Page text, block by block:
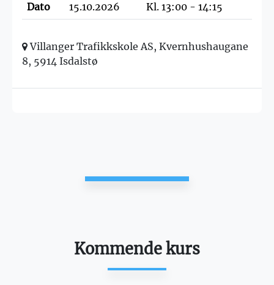
Dato
15.10.2026 Kl. 13:00 - 14:15
Villanger Trafikkskole AS, Kvernhushaugane
8, 5914 Isdalstø
Kommende kurs